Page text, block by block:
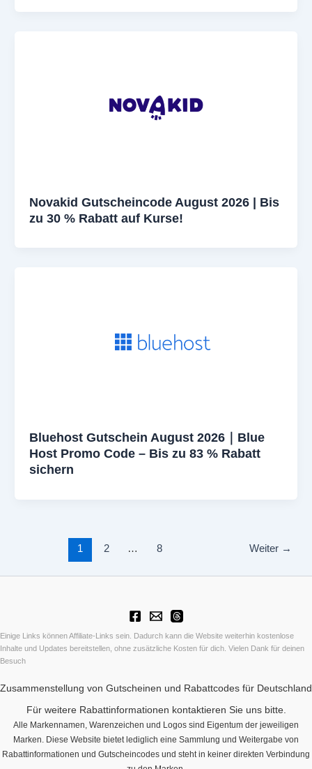
Novakid Gutscheincode August 2026 | Bis
zu 30 % Rabatt auf Kurse!
Bluehost Gutschein August 2026｜Blue
Host Promo Code – Bis zu 83 % Rabatt
sichern
1 2 … 8 Weiter →
Einige Links können Affiliate-Links sein. Dadurch kann die Website weiterhin kostenlose
Inhalte und Updates bereitstellen, ohne zusätzliche Kosten für dich. Vielen Dank für deinen
Besuch
Zusammenstellung von Gutscheinen und Rabattcodes für Deutschland
Für weitere Rabattinformationen kontaktieren Sie uns bitte.
Alle Markennamen, Warenzeichen und Logos sind Eigentum der jeweiligen
Marken. Diese Website bietet lediglich eine Sammlung und Weitergabe von
Rabattinformationen und Gutscheincodes und steht in keiner direkten Verbindung